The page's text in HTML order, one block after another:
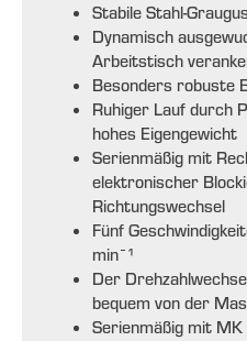
Stabile Stahl-
Dynamisch
Arbeitstisch
Besonders robuste
Ruhiger Lauf durch
hohes Eigengewicht
Serienmäßig mit
elektronischer
Richtungswechsel
Fünf
min¯¹
Der
bequem von der
Serienmäßig mit